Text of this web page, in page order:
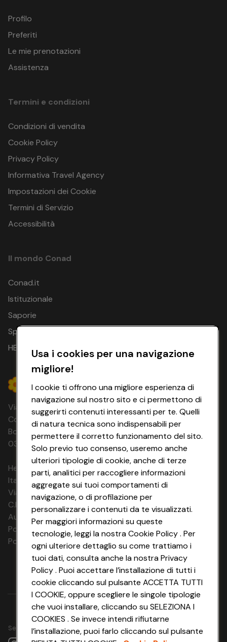
Profilo
Preferiti
Le mie prenotazioni
Assistenza
Termini e condizioni
Condizioni di vendita
Cookie Policy
Privacy Policy
Informativa Travel Agency
Impostazioni dei Cookie
Termini di Servizio
Accessibilità
Il mondo Conad
Conad.it
Istituzionale
Saporie
Spesa Online
HEYCONAD
Via Michelino, 59 | 40127 BOLOGNA
Codice Fiscale e Registro Imprese di
Bologna 00865960157 PARTITA IVA
03320960374 CONAD SOC. COOP.
HeyConad Viaggi è un servizio gestito da
Italia Travel Marketing S.r.l.
Via Chiesolina 8 | 37066 Sommacampagna (VR)
C.F. e P.IVA: 03816060234
Aut. Prov Verona n. 4737/10
Polizza Ass. RC n. 177765037
Polizza Ass. Protection n. 6006000083/F
Seguici su
Usa i cookies per una navigazione
migliore!
I cookie ti offrono una migliore esperienza di
navigazione sul nostro sito e ci permettono di
suggerirti contenuti interessanti per te. Quelli
di natura tecnica sono indispensabili per
permettere il corretto funzionamento del sito.
Solo previo tuo consenso, useremo anche
ulteriori tipologie di cookie, anche di terze
parti, analitici per raccogliere informazioni
aggregate sui tuoi comportamenti di
navigazione, o di profilazione per
personalizzare i contenuti da te visualizzati.
Per maggiori informazioni su queste
tecnologie, leggi la nostra Cookie Policy . Per
ogni ulteriore dettaglio su come trattiamo i
tuoi dati, consulta anche la nostra Privacy
Policy . Puoi accettare l’installazione di tutti i
cookie cliccando sul pulsante ACCETTA TUTTI
I COOKIE, oppure scegliere le singole tipologie
che vuoi installare, cliccando su SELEZIONA I
COOKIES . Se invece intendi rifiutarne
l’installazione, puoi farlo cliccando sul pulsante